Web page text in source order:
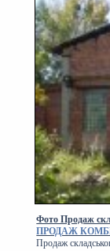
Фото Продаж
ПРОДАЖ
Продаж